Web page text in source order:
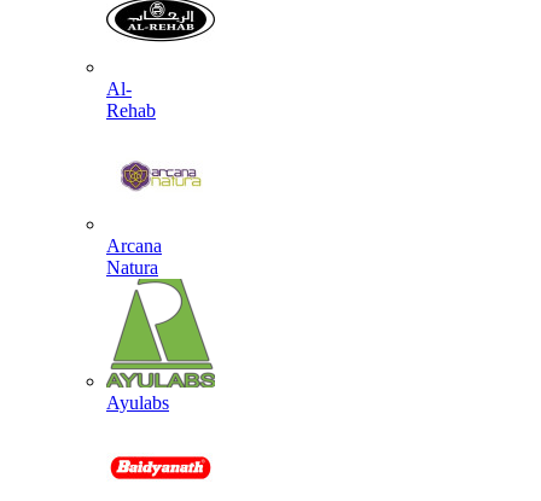
Al-
Rehab
Arcana
Natura
Ayulabs